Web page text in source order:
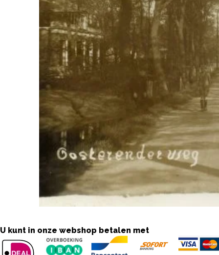
U kunt in onze webshop betalen met